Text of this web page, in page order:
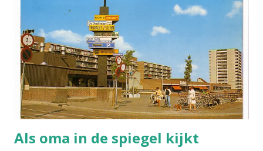
mee. Zou mijn oma voor zeg haar vijftigste ooit rekening
hebben gehouden met de mogelijkheid dat ze in een
bejaardentehuis, en daarna in een verzorgingstehuis
terecht zou komen? Hoe zag voor een meisje uit het begin
van de eeuw, zoals op deze kaart... (klik om te vergroten) ...
of op deze... (klik om te vergroten) ... de verre toekoms...
Als oma in de spiegel kijkt